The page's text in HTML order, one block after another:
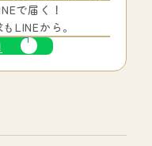
で届く！
LINEから。